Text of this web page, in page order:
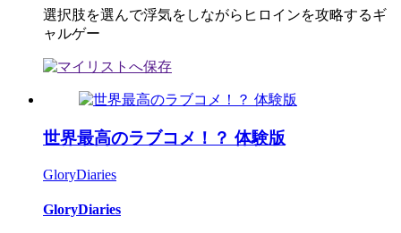
選択肢を選んで浮気をしながらヒロインを攻略するギ
ャルゲー
世界最高のラブコメ！？ 体験版
GloryDiaries
GloryDiaries